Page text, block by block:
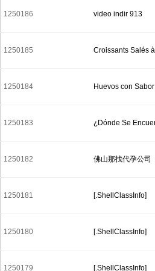
1250186 video indir 913
1250185 Croissants Salés
1250184 Huevos con
1250183 ¿Dónde Se
1250182 佛山那找代孕公
1250181 [.ShellClassInfo]
1250180 [.ShellClassInfo]
1250179 [.ShellClassInfo]